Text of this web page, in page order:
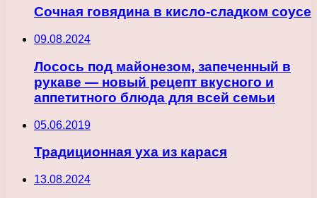
Сочная говядина в кисло-сладком соусе
09.08.2024
Лосось под майонезом, запеченный в
рукаве — новый рецепт вкусного и
аппетитного блюда для всей семьи
05.06.2019
Традиционная уха из карася
13.08.2024